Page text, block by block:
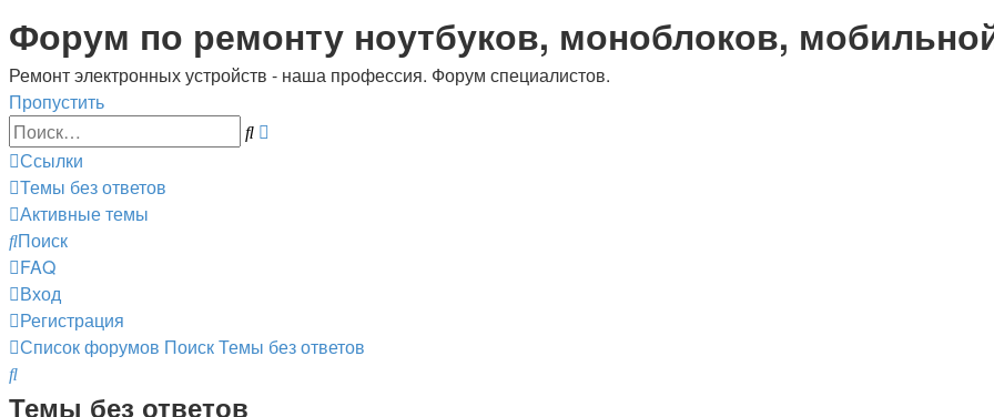
Регистрация
Форум по ремонту ноутбуков, моноблоков,
Ремонт электронных устройств - наша профессия. Форум специалистов.
Пропустить
Поиск
Ссылки
Темы без ответов
Активные темы
Поиск
FAQ
Вход
Регистрация
Список форумов ПоискТемы без ответов
Поиск
Темы без ответов